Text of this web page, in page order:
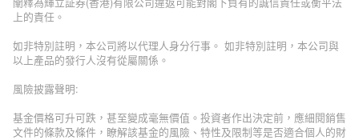
上的責任。
如非特別註明，本公司將以代理人身分行事。 如非特別註明，本公司與
以上產品的發行人沒有從屬關係。
風險披露聲明:
基金價格可升可跌，甚至變成毫無價值。投資者作出決定前，應細閱銷售
文件的條款及條件，瞭解該基金的風險、特性及限制等是否適合個人的財